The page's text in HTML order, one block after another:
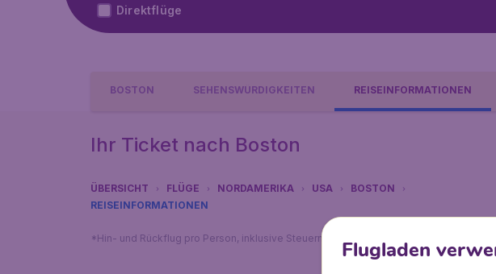
Direktflüge
BOSTON SEHENSWÜRDIGKEITEN REISEINFORMATIONEN
Ihr Ticket nach Boston
ÜBERSICHT FLÜGE NORDAMERIKA USA
BOSTON
REISEINFORMATIONEN
*Hin- und Rückflug pro Person, inklusive Steuern, exklusive € 19,99 Buchungsgebühr.
Flugladen